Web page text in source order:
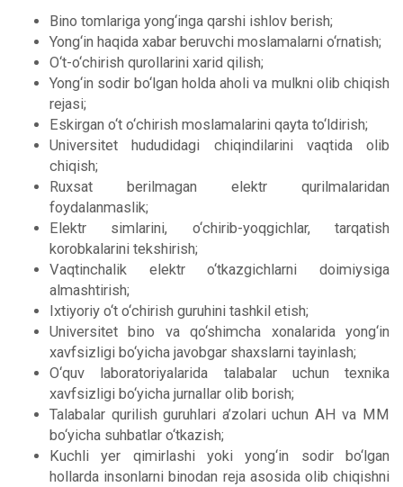
Bino tomlariga yong‘inga qarshi ishlov berish;
Yong‘in haqida xabar beruvchi moslamalarni o‘rnatish;
O‘t-o‘chirish qurollarini xarid qilish;
Yong‘in sodir bo‘lgan holda aholi va mulkni olib chiqish
rejasi;
Eskirgan o‘t o‘chirish moslamalarini qayta to‘ldirish;
Universitet hududidagi chiqindilarini vaqtida olib
chiqish;
Ruxsat berilmagan elektr qurilmalaridan
foydalanmaslik;
Elektr simlarini, o‘chirib-yoqgichlar, tarqatish
korobkalarini tekshirish;
Vaqtinchalik elektr o‘tkazgichlarni doimiysiga
almashtirish;
Ixtiyoriy o‘t o‘chirish guruhini tashkil etish;
Universitet bino va qo‘shimcha xonalarida yong‘in
xavfsizligi bo‘yicha javobgar shaxslarni tayinlash;
O‘quv laboratoriyalarida talabalar uchun texnika
xavfsizligi bo‘yicha jurnallar olib borish;
Talabalar qurilish guruhlari a’zolari uchun AH va MM
bo‘yicha suhbatlar o‘tkazish;
Kuchli yer qimirlashi yoki yong‘in sodir bo‘lgan
hollarda insonlarni binodan reja asosida olib chiqishni